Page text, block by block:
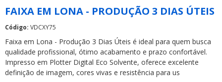
FAIXA EM LONA - PRODUÇÃO 3 DIAS ÚTEIS
Código: VDCXY75
Faixa em Lona - Produção 3 Dias Úteis é ideal para quem busca
qualidade profissional, ótimo acabamento e prazo confortável.
Impresso em Plotter Digital Eco Solvente, oferece excelente
definição de imagem, cores vivas e resistência para us